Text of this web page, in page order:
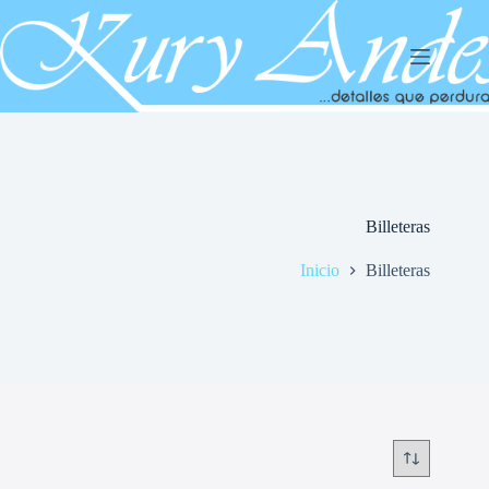
al
contenido
Billeteras
Inicio Billeteras